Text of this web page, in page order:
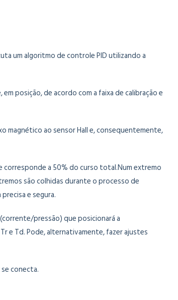
um algoritmo de controle PID utilizando a
posição, de acordo com a faixa de calibração e
magnético ao sensor Hall e, consequentemente,
corresponde a 50% do curso total.Num extremo
são colhidas durante o processo de
e segura.
pressão) que posicionará a
e Td. Pode, alternativamente, fazer ajustes
conecta.